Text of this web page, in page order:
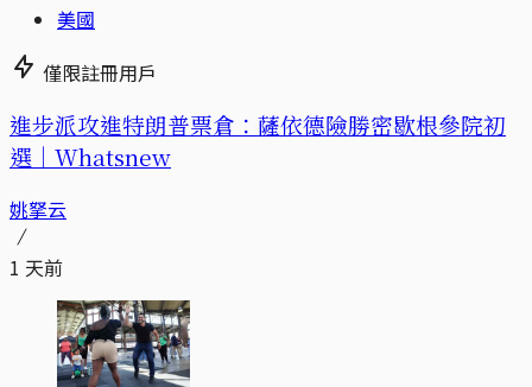
美國
僅限註冊用戶
進步派攻進特朗普票倉：薩依德險勝密歇根參院初
選｜Whatsnew
姚拏云
1 天前